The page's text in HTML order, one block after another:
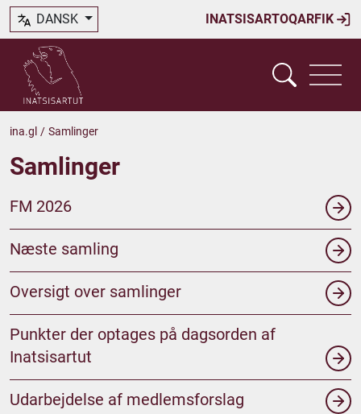
INATSISARTOQARFIK
DANSK
ina.gl / Samlinger
Samlinger
FM 2026
Næste samling
Oversigt over samlinger
Punkter der optages på dagsorden af
Inatsisartut
Udarbejdelse af medlemsforslag